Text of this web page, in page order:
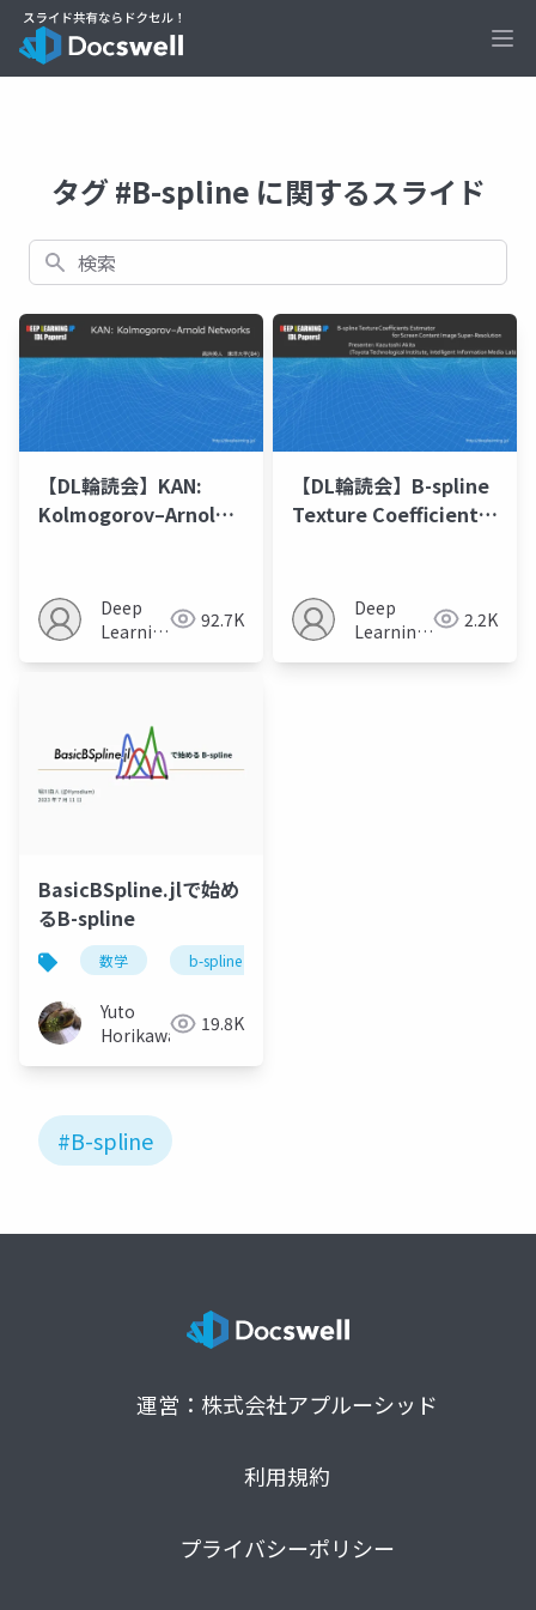
タグ #B-spline に関するスライド
検索
【DL輪読会】KAN:
Kolmogorov–Arnold
Deep
Learning
92.7K
【DL輪読会】B-spline
Texture Coefficients
Super-Resolution
Deep
Learning
2.2K
BasicBSpline.jlで始め
るB-spline
数学 b-spline
Yuto
Horikawa
19.8K
#B-spline
運営：株式会社アプルーシッド
利用規約
プライバシーポリシー